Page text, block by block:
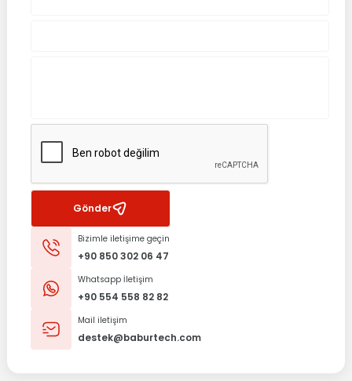
Gönder
Bizimle iletişime geçin
+90 850 302 06 47
Whatsapp İletişim
+90 554 558 82 82
Mail iletişim
destek@baburtech.com